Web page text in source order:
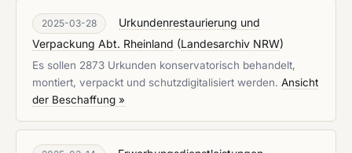
2025-03-28
Urkundenrestaurierung und
Verpackung Abt. Rheinland (Landesarchiv NRW)
Es sollen 2873 Urkunden konservatorisch behandelt,
montiert, verpackt und schutzdigitalisiert werden. Ansicht
der Beschaffung »